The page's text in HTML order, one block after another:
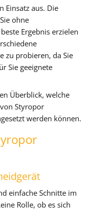
Einsatz aus. Die
ohne
Ergebnis erzielen
zu probieren, da Sie
Sie geeignete
Überblick, welche
Styropor
werden können.
einfache Schnitte im
Rolle, ob es sich